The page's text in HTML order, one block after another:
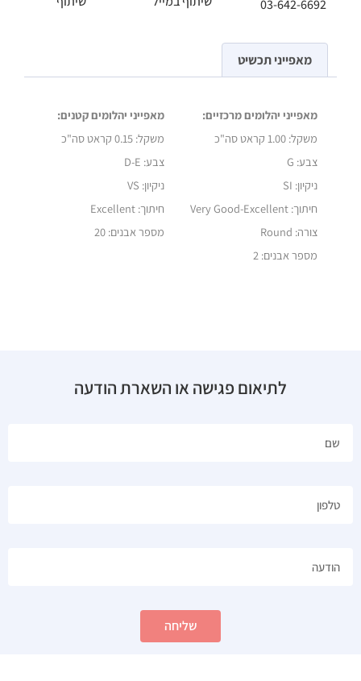
03-642-6692
מאפייני תכשיט
מאפייני יהלומים מרכזיים:
מאפייני יהלומים קטנים:
משקל: 1.00 קראט סה"כ
משקל: 0.15 קראט סה"כ
צבע: G
צבע: D-E
ניקיון: SI
ניקיון: VS
חיתוך: Very Good-Excellent
חיתוך: Excellent
צורה: Round
מספר אבנים: 20
מספר אבנים: 2
לתיאום פגישה או השארת הודעה
שליחה